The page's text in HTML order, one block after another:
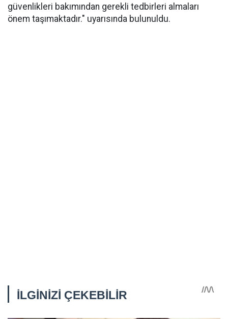
güvenlikleri bakımından gerekli tedbirleri almaları
önem taşımaktadır." uyarısında bulunuldu.